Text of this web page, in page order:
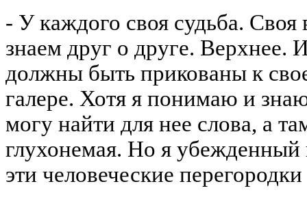
- У каждого своя судьба.
знаем друг о друге.
должны быть прикованы к
галере. Хотя я понимаю и
могу найти для нее слова, а
глухонемая. Но я убежденный
эти человеческие